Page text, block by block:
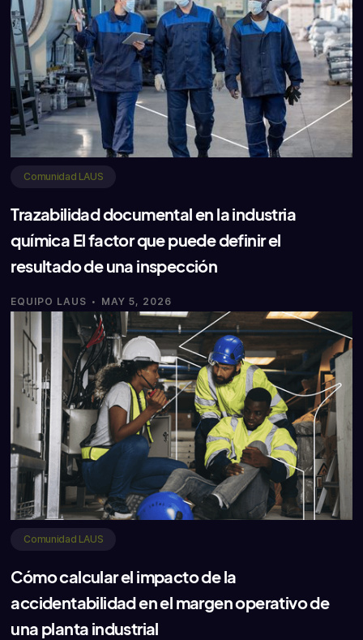
Comunidad LAUS
Trazabilidad documental en la industria
química El factor que puede definir el
resultado de una inspección
EQUIPO LAUS · MAY 5, 2026
Comunidad LAUS
Cómo calcular el impacto de la
accidentabilidad en el margen operativo de
una planta industrial